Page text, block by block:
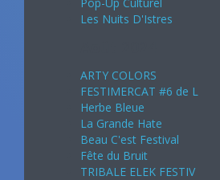
Les Nuits D'Istres
ARTY COLORS
FESTIMERCAT #6 de L
Herbe Bleue
La Grande Hate
Beau C'est Festival
Fête du Bruit
TRIBALE ELEK FESTIV